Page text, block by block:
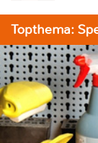
Topthema: